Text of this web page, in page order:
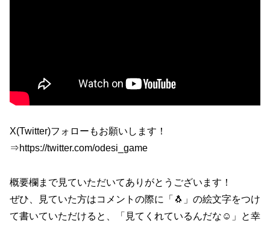
X(Twitter)フォローもお願いします！
⇒https://twitter.com/odesi_game
概要欄まで見ていただいてありがとうございます！
ぜひ、見ていた方はコメントの際に「🐧」の絵文字をつけ
て書いていただけると、「見てくれているんだな☺️」と幸